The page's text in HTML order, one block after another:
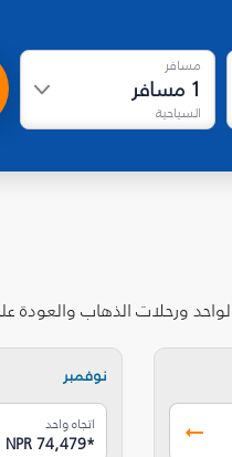
مسافر
1 مسافر
السياحية
ورحلات الذهاب
نوفمبر
اتجاه واحد
NPR 74,479*